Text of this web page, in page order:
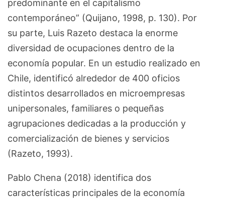
predominante en el capitalismo
contemporáneo” (Quijano, 1998, p. 130). Por
su parte, Luis Razeto destaca la enorme
diversidad de ocupaciones dentro de la
economía popular. En un estudio realizado en
Chile, identificó alrededor de 400 oficios
distintos desarrollados en microempresas
unipersonales, familiares o pequeñas
agrupaciones dedicadas a la producción y
comercialización de bienes y servicios
(Razeto, 1993).
Pablo Chena (2018) identifica dos
características principales de la economía